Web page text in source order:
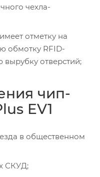
чехла-
отметку на
обмотку RFID-
отверстий;
чип-
EV1
в общественном
СКУД;